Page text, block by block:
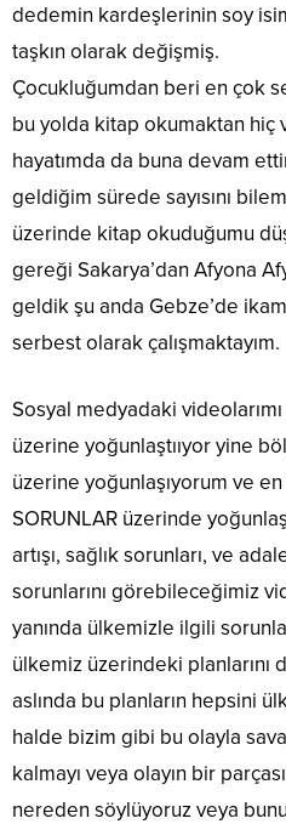
dedemin kardeşlerinin soy
taşkın olarak değişmiş.
Çocukluğumdan beri en çok
bu yolda kitap okumaktan hiç
hayatımda da buna devam
geldiğim sürede sayısını
üzerinde kitap okuduğumu
gereği Sakarya’dan Afyona
geldik şu anda Gebze’de
serbest olarak çalışmaktayım.
Sosyal medyadaki
üzerine yoğunlaştııyor yine
üzerine yoğunlaşıyorum ve
SORUNLAR üzerinde
artışı, sağlık sorunları, ve
sorunlarını görebileceğimiz
yanında ülkemizle ilgili
ülkemiz üzerindeki planlarını
aslında bu planların hepsini
halde bizim gibi bu olayla
kalmayı veya olayın bir
nereden söylüyoruz veya